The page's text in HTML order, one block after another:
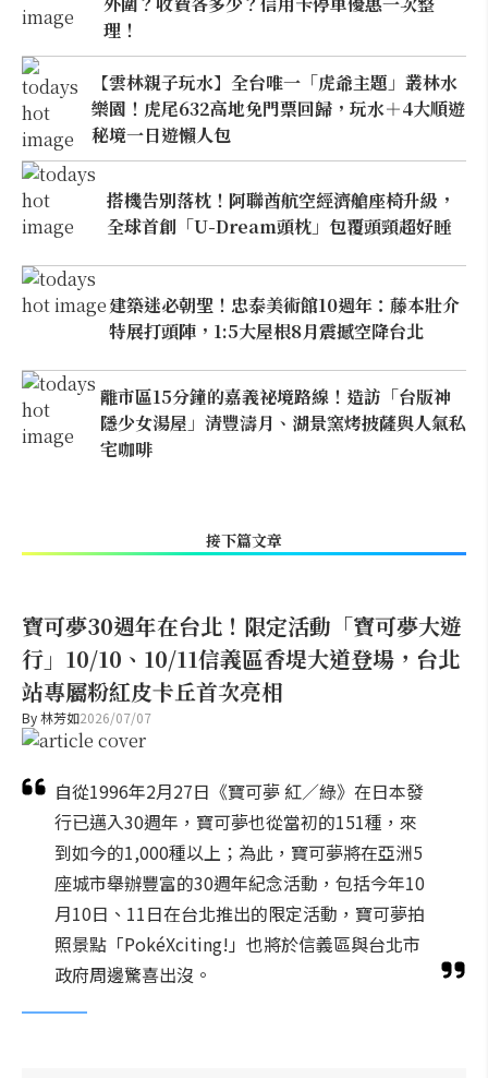
理！
【雲林親子玩水】全台唯一「虎爺主題」叢林水
樂園！虎尾632高地免門票回歸，玩水＋4大順遊
秘境一日遊懶人包
搭機告別落枕！阿聯酋航空經濟艙座椅升級，
全球首創「U-Dream頭枕」包覆頭頸超好睡
建築迷必朝聖！忠泰美術館10週年：藤本壯介
特展打頭陣，1:5大屋根8月震撼空降台北
離市區15分鐘的嘉義祕境路線！造訪「台版神
隱少女湯屋」清豐濤月、湖景窯烤披薩與人氣私
宅咖啡
接下篇文章
寶可夢30週年在台北！限定活動「寶可夢大遊
行」10/10、10/11信義區香堤大道登場，台北
站專屬粉紅皮卡丘首次亮相
By林芳如2026/07/07
自從1996年2月27日《寶可夢 紅／綠》在日本發
行已邁入30週年，寶可夢也從當初的151種，來
到如今的1,000種以上；為此，寶可夢將在亞洲5
座城市舉辦豐富的30週年紀念活動，包括今年10
月10日、11日在台北推出的限定活動，寶可夢拍
照景點「PokéXciting!」也將於信義區與台北市
政府周邊驚喜出沒。